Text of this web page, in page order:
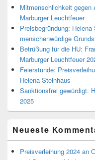
e
g
e
ö
f
f
n
t
)
e
g
e
ö
f
f
n
e
t
Mitmenschlichkeit gegen
Marburger Leuchtfeuer
Preisbegründung:
menschenwürdige
Betrüßung für die HU:
Marburger Leuchtfeuer
Feierstunde:
Helena Steinhaus
Sanktionsfrei gewürdigt:
2025
Neueste
Preisverleihung 2024 an